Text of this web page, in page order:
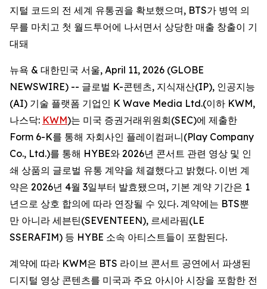
지털 코드의 전 세계 유통권을 확보했으며, BTS가 병역 의
무를 마치고 첫 월드투어에 나서면서 상당한 매출 창출이 기
대돼
뉴욕 & 대한민국 서울, April 11, 2026 (GLOBE
NEWSWIRE) -- 글로벌 K-콘텐츠, 지식재산(IP), 인공지능
(AI) 기술 플랫폼 기업인 K Wave Media Ltd.(이하 KWM,
나스닥: KWM)는 미국 증권거래위원회(SEC)에 제출한
Form 6-K를 통해 자회사인 플레이컴퍼니(Play Company
Co., Ltd.)를 통해 HYBE와 2026년 콘서트 관련 영상 및 인
쇄 상품의 글로벌 유통 계약을 체결했다고 밝혔다. 이번 계
약은 2026년 4월 3일부터 발효됐으며, 기본 계약 기간은 1
년으로 상호 합의에 따라 연장될 수 있다. 계약에는 BTS뿐
만 아니라 세븐틴(SEVENTEEN), 르세라핌(LE
SSERAFIM) 등 HYBE 소속 아티스트들이 포함된다.
계약에 따라 KWM은 BTS 라이브 콘서트 공연에서 파생된
디지털 영상 콘텐츠를 미국과 주요 아시아 시장을 포함한 전